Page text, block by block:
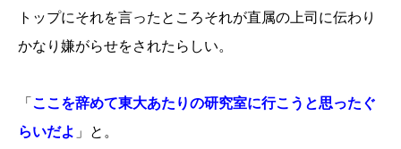
トップにそれを言ったところそれが直属の上司に伝わり
かなり嫌がらせをされたらしい。
「 ここを辞めて東大あたりの研究室に行こうと思ったぐ
らいだよ 」と。